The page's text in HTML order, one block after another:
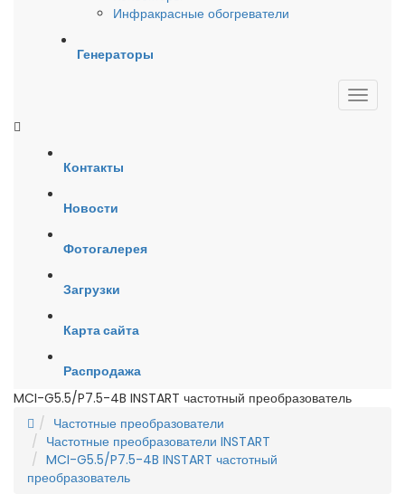
Инфракрасные обогреватели
Генераторы
Контакты
Новости
Фотогалерея
Загрузки
Карта сайта
Распродажа
MCI-G5.5/P7.5-4B INSTART частотный преобразователь
Частотные преобразователи
Частотные преобразователи INSTART
MCI-G5.5/P7.5-4B INSTART частотный
преобразователь